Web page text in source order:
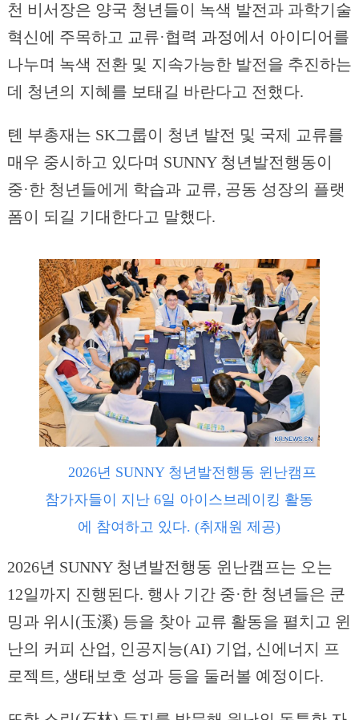
천 비서장은 양국 청년들이 녹색 발전과 과학기술
혁신에 주목하고 교류·협력 과정에서 아이디어를
나누며 녹색 전환 및 지속가능한 발전을 추진하는
데 청년의 지혜를 보태길 바란다고 전했다.
톈 부총재는 SK그룹이 청년 발전 및 국제 교류를
매우 중시하고 있다며 SUNNY 청년발전행동이
중·한 청년들에게 학습과 교류, 공동 성장의 플랫
폼이 되길 기대한다고 말했다.
2026년 SUNNY 청년발전행동 윈난캠프
참가자들이 지난 6일 아이스브레이킹 활동
에 참여하고 있다. (취재원 제공)
2026년 SUNNY 청년발전행동 윈난캠프는 오는
12일까지 진행된다. 행사 기간 중·한 청년들은 쿤
밍과 위시(玉溪) 등을 찾아 교류 활동을 펼치고 윈
난의 커피 산업, 인공지능(AI) 기업, 신에너지 프
로젝트, 생태보호 성과 등을 둘러볼 예정이다.